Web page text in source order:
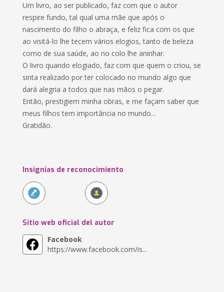
Um livro, ao ser publicado, faz com que o autor
respire fundo, tal qual uma mãe que após o
nascimento do filho o abraça, e feliz fica com os que
ao visitá-lo lhe tecem vários elogios, tanto de beleza
como de sua saúde, ao no colo lhe aninhar.
O livro quando elogiado, faz com que quem o criou, se
sinta realizado por ter colocado no mundo algo que
dará alegria a todos que nas mãos o pegar.
Então, prestigiem minha obras, e me façam saber que
meus filhos tem importância no mundo...
Gratidão.
Insignias de reconocimiento
Sitio web oficial del autor
Facebook
https://www.facebook.com/is...